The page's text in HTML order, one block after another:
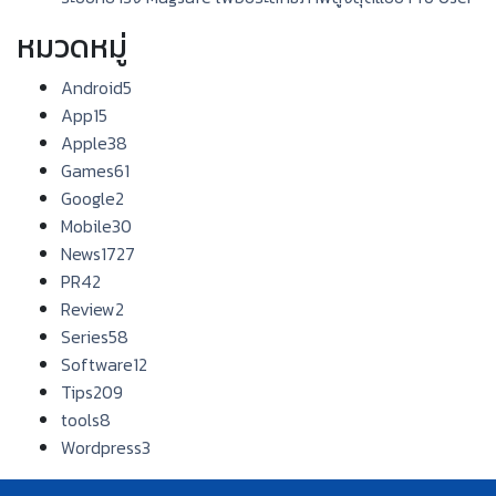
หมวดหมู่
Android5
App15
Apple38
Games61
Google2
Mobile30
News1727
PR42
Review2
Series58
Software12
Tips209
tools8
Wordpress3